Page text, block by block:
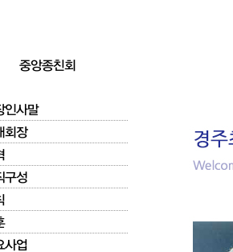
중앙종친회
인사말
회장
구성
사업